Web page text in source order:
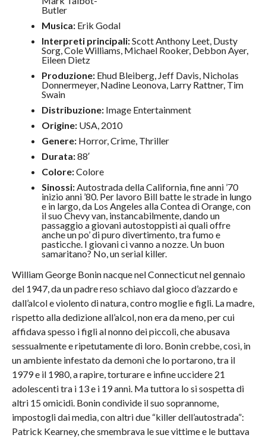
Butler
Musica:Erik Godal
Interpreti principali:Scott Anthony Leet, Dusty
Sorg, Cole Williams, Michael Rooker, Debbon Ayer,
Eileen Dietz
Produzione:Ehud Bleiberg, Jeff Davis, Nicholas
Donnermeyer, Nadine Leonova, Larry Rattner, Tim
Swain
Distribuzione:Image Entertainment
Origine:USA, 2010
Genere:Horror, Crime, Thriller
Durata:88′
Colore:Colore
Sinossi:Autostrada della California, fine anni ’70
inizio anni ’80. Per lavoro Bill batte le strade in lungo
e in largo, da Los Angeles alla Contea di Orange, con
il suo Chevy van, instancabilmente, dando un
passaggio a giovani autostoppisti ai quali offre
anche un po’ di puro divertimento, tra fumo e
pasticche. I giovani ci vanno a nozze. Un buon
samaritano? No, un serial killer.
William George Bonin nacque nel Connecticut nel gennaio
del 1947, da un padre reso schiavo dal gioco d’azzardo e
dall’alcol e violento di natura, contro moglie e figli. La madre,
rispetto alla dedizione all’alcol, non era da meno, per cui
affidava spesso i figli al nonno dei piccoli, che abusava
sessualmente e ripetutamente di loro. Bonin crebbe, così, in
un ambiente infestato da demoni che lo portarono, tra il
1979 e il 1980, a rapire, torturare e infine uccidere 21
adolescenti tra i 13 e i 19 anni. Ma tuttora lo si sospetta di
altri 15 omicidi. Bonin condivide il suo soprannome,
impostogli dai media, con altri due “killer dell’autostrada”:
Patrick Kearney, che smembrava le sue vittime e le buttava